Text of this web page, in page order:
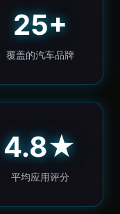
25+
覆盖的汽车品牌
4.8★
平均应用评分